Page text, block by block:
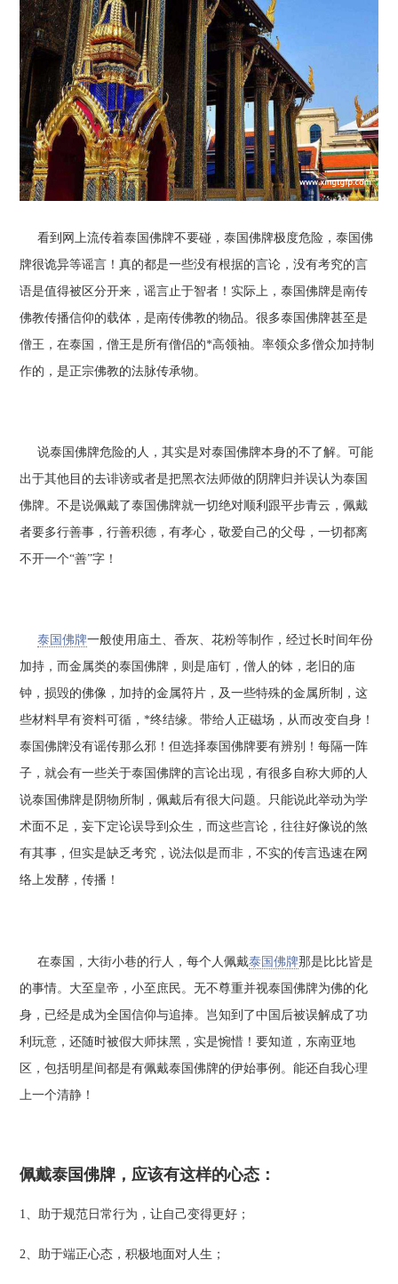
看到网上流传着泰国佛牌不要碰，泰国佛牌极度危险，泰国佛
牌很诡异等谣言！真的都是一些没有根据的言论，没有考究的言
语是值得被区分开来，谣言止于智者！实际上，泰国佛牌是南传
佛教传播信仰的载体，是南传佛教的物品。很多泰国佛牌甚至是
僧王，在泰国，僧王是所有僧侣的*高领袖。率领众多僧众加持制
作的，是正宗佛教的法脉传承物。
说泰国佛牌危险的人，其实是对泰国佛牌本身的不了解。可能
出于其他目的去诽谤或者是把黑衣法师做的阴牌归并误认为泰国
佛牌。不是说佩戴了泰国佛牌就一切绝对顺利跟平步青云，佩戴
者要多行善事，行善积德，有孝心，敬爱自己的父母，一切都离
不开一个“善”字！
泰国佛牌一般使用庙土、香灰、花粉等制作，经过长时间年份
加持，而金属类的泰国佛牌，则是庙钉，僧人的钵，老旧的庙
钟，损毁的佛像，加持的金属符片，及一些特殊的金属所制，这
些材料早有资料可循，*终结缘。带给人正磁场，从而改变自身！
泰国佛牌没有谣传那么邪！但选择泰国佛牌要有辨别！每隔一阵
子，就会有一些关于泰国佛牌的言论出现，有很多自称大师的人
说泰国佛牌是阴物所制，佩戴后有很大问题。只能说此举动为学
术面不足，妄下定论误导到众生，而这些言论，往往好像说的煞
有其事，但实是缺乏考究，说法似是而非，不实的传言迅速在网
络上发酵，传播！
在泰国，大街小巷的行人，每个人佩戴泰国佛牌那是比比皆是
的事情。大至皇帝，小至庶民。无不尊重并视泰国佛牌为佛的化
身，已经是成为全国信仰与追捧。岂知到了中国后被误解成了功
利玩意，还随时被假大师抹黑，实是惋惜！要知道，东南亚地
区，包括明星间都是有佩戴泰国佛牌的伊始事例。能还自我心理
上一个清静！
佩戴泰国佛牌，应该有这样的心态：
1、助于规范日常行为，让自己变得更好；
2、助于端正心态，积极地面对人生；